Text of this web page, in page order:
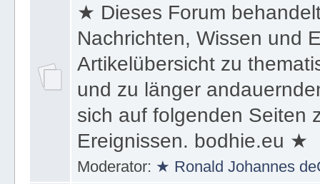
★ Dieses Forum
Nachrichten, Wissen und
Artikelübersicht zu
und zu länger
sich auf folgenden Seiten
Ereignissen. bodhie.eu ★
Moderator: ★ Ronald Johannes